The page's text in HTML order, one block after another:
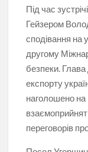
Під час
Гейзером
сподівання на
другому
безпеки.
експорту
наголошено на
переговорів